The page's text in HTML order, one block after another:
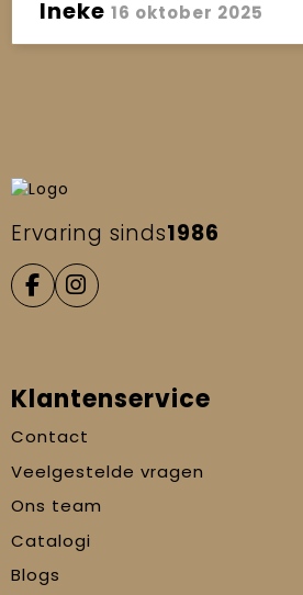
Ineke 16 oktober 2025
Ervaring sinds1986
Klantenservice
Contact
Veelgestelde vragen
Ons team
Catalogi
Blogs